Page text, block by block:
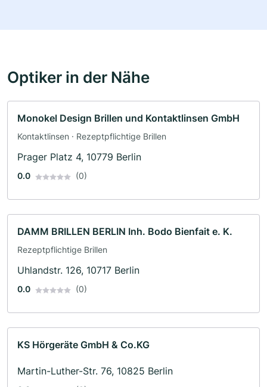
Optiker in der Nähe
Monokel Design Brillen und Kontaktlinsen GmbH
Kontaktlinsen · Rezeptpflichtige Brillen
Prager Platz 4, 10779 Berlin
0.0 (0)
DAMM BRILLEN BERLIN Inh. Bodo Bienfait e. K.
Rezeptpflichtige Brillen
Uhlandstr. 126, 10717 Berlin
0.0 (0)
KS Hörgeräte GmbH & Co.KG
Martin-Luther-Str. 76, 10825 Berlin